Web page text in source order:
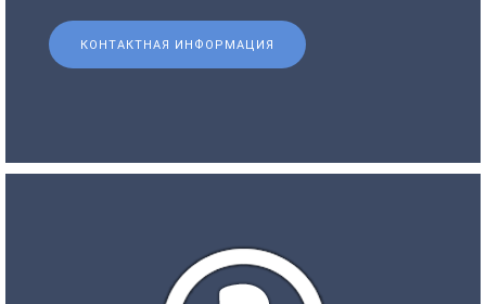
КОНТАКТНАЯ ИНФОРМАЦИЯ